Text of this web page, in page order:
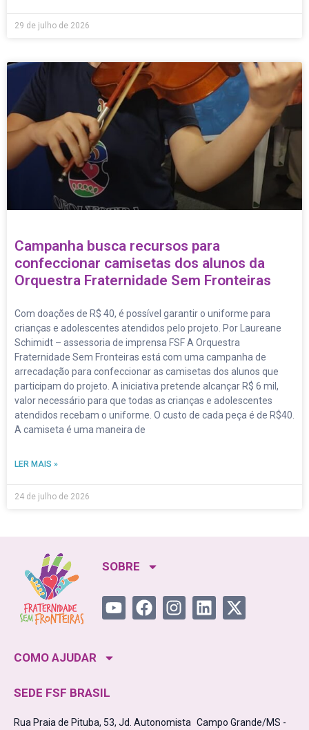
29 de julho de 2026
Campanha busca recursos para
confeccionar camisetas dos alunos da
Orquestra Fraternidade Sem Fronteiras
Com doações de R$ 40, é possível garantir o uniforme para
crianças e adolescentes atendidos pelo projeto. Por Laureane
Schimidt – assessoria de imprensa FSF A Orquestra
Fraternidade Sem Fronteiras está com uma campanha de
arrecadação para confeccionar as camisetas dos alunos que
participam do projeto. A iniciativa pretende alcançar R$ 6 mil,
valor necessário para que todas as crianças e adolescentes
atendidos recebam o uniforme. O custo de cada peça é de R$40.
A camiseta é uma maneira de
LER MAIS »
24 de julho de 2026
SOBRE
COMO AJUDAR
SEDE FSF BRASIL
Rua Praia de Pituba, 53, Jd. Autonomista Campo Grande/MS -